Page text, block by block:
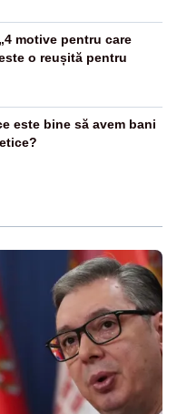
motive pentru care
o reușită pentru
este bine să avem bani